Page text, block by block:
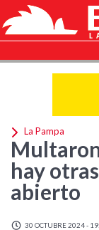
La Pampa
hay
abierto
30 OCTUBRE 2024 -